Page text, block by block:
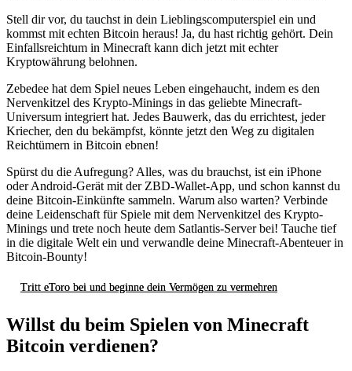
Stell dir vor, du tauchst in dein Lieblingscomputerspiel ein und
kommst mit echten Bitcoin heraus! Ja, du hast richtig gehört. Dein
Einfallsreichtum in Minecraft kann dich jetzt mit echter
Kryptowährung belohnen.
Zebedee hat dem Spiel neues Leben eingehaucht, indem es den
Nervenkitzel des Krypto-Minings in das geliebte Minecraft-
Universum integriert hat. Jedes Bauwerk, das du errichtest, jeder
Kriecher, den du bekämpfst, könnte jetzt den Weg zu digitalen
Reichtümern in Bitcoin ebnen!
Spürst du die Aufregung? Alles, was du brauchst, ist ein iPhone
oder Android-Gerät mit der ZBD-Wallet-App, und schon kannst du
deine Bitcoin-Einkünfte sammeln. Warum also warten? Verbinde
deine Leidenschaft für Spiele mit dem Nervenkitzel des Krypto-
Minings und trete noch heute dem Satlantis-Server bei! Tauche tief
in die digitale Welt ein und verwandle deine Minecraft-Abenteuer in
Bitcoin-Bounty!
Tritt eToro bei und beginne dein Vermögen zu vermehren
Willst du beim Spielen von Minecraft
Bitcoin verdienen?